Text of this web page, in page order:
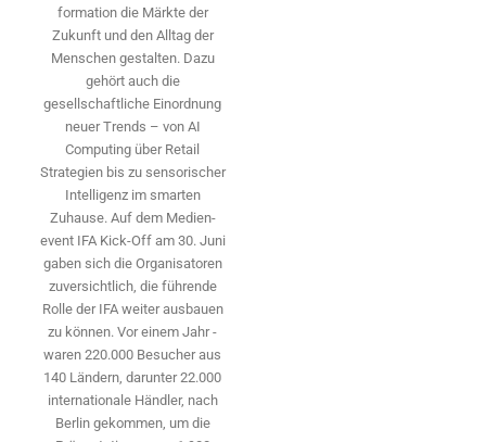
formation die Märkte der
Zukunft und den Alltag der
Menschen gestalten. Dazu
gehört auch die
gesellschaftliche Einordnung
neuer Trends – von AI
Computing über Retail
Strategien bis zu sensorischer
Intelligenz im smarten
Zuhause. Auf dem Medien­
event IFA Kick-Off am 30. Juni
gaben sich die Organisatoren
zuversichtlich, die führende
Rolle der IFA weiter ausbauen
zu können. Vor einem Jahr ­
waren 220.000 Besucher aus
140 ­Ländern, ­darunter 22.000
internationale Händler, nach
Berlin gekommen, um die